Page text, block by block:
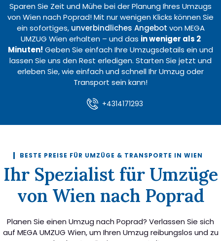
Sparen Sie Zeit und Mühe bei der Planung Ihres Umzugs
von Wien nach Poprad! Mit nur wenigen Klicks können Sie
ein sofortiges, unverbindliches Angebot von MEGA
UMZUG Wien erhalten – und das in weniger als 2
Minuten! Geben Sie einfach Ihre Umzugsdetails ein und
lassen Sie uns den Rest erledigen. Starten Sie jetzt und
erleben Sie, wie einfach und schnell Ihr Umzug oder
Transport sein kann!
+4314171293
BESTE PREISE FÜR UMZÜGE & TRANSPORTE IN WIEN
Ihr Spezialist für Umzüge
von Wien nach Poprad
Planen Sie einen Umzug nach Poprad? Verlassen Sie sich
auf MEGA UMZUG Wien, um Ihren Umzug reibungslos und zu